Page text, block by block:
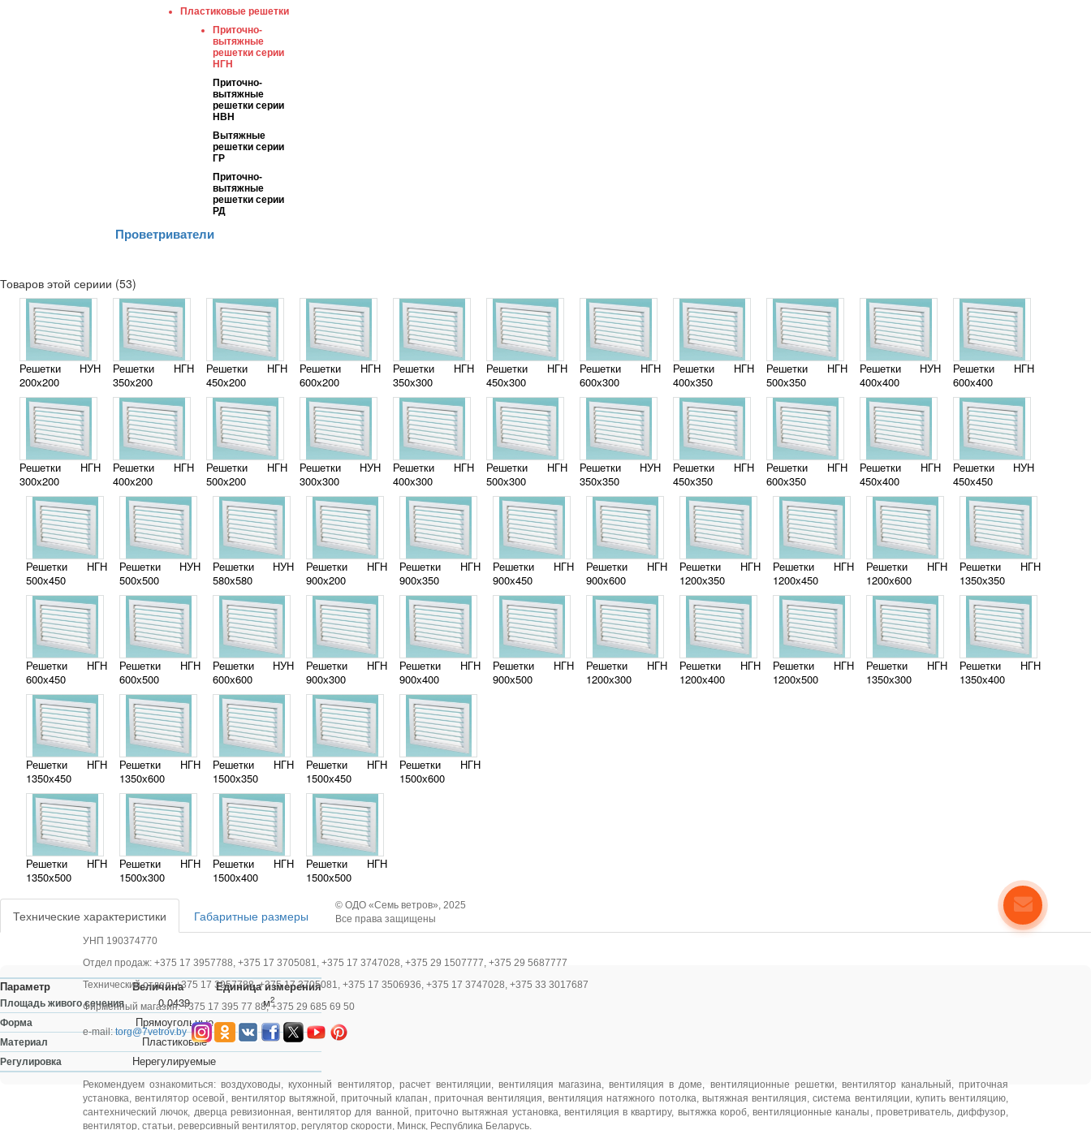
Пластиковые решетки
Приточно-
вытяжные
решетки серии
НГН
Приточно-
вытяжные
решетки серии
НВН
Вытяжные
решетки серии
ГР
Приточно-
вытяжные
решетки серии
РД
Проветриватели
Товаров этой сериии (53)
Решетки НУН
200х200
Решетки НГН
300х200
Решетки НГН
350х200
Решетки НГН
400х200
Решетки НГН
450х200
Решетки НГН
500х200
Решетки НГН
600х200
Решетки НУН
300х300
Решетки НГН
350х300
Решетки НГН
400х300
Решетки НГН
450х300
Решетки НГН
500х300
Решетки НГН
600х300
Решетки НУН
350х350
Решетки НГН
400х350
Решетки НГН
450х350
Решетки НГН
500х350
Решетки НГН
600х350
Решетки НУН
400х400
Решетки НГН
450х400
Решетки НГН
600х400
Решетки НУН
450х450
Решетки НГН
500х450
Решетки НГН
600х450
Решетки НУН
500х500
Решетки НГН
600х500
Решетки НУН
580х580
Решетки НУН
600х600
Решетки НГН
900х200
Решетки НГН
900х300
Решетки НГН
900х350
Решетки НГН
900х400
Решетки НГН
900х450
Решетки НГН
900х500
Решетки НГН
900х600
Решетки НГН
1200х300
Решетки НГН
1200х350
Решетки НГН
1200х400
Решетки НГН
1200х450
Решетки НГН
1200х500
Решетки НГН
1200х600
Решетки НГН
1350х300
Решетки НГН
1350х350
Решетки НГН
1350х400
Решетки НГН
1350х450
Решетки НГН
1350х500
Решетки НГН
1350х600
Решетки НГН
1500х300
Решетки НГН
1500х350
Решетки НГН
1500х400
Решетки НГН
1500х450
Решетки НГН
1500х500
Решетки НГН
1500х600
Технические характеристики Габаритные размеры
Параметр Величина Единица измерения
Площадь живого сечения 0.0439 м2
Форма Прямоугольные
Материал Пластиковые
Регулировка Нерегулируемые
© ОДО «Семь ветров», 2025
Все права защищены
УНП 190374770
Отдел продаж: +375 17 3957788, +375 17 3705081, +375 17 3747028, +375 29 1507777, +375 29 5687777
Технический отдел: +375 17 3957788, +375 17 3705081, +375 17 3506936, +375 17 3747028, +375 33 3017687
Фирменный магазин: +375 17 395 77 88, +375 29 685 69 50
e-mail:torg@7vetrov.by
Рекомендуем ознакомиться:воздуховоды,кухонный вентилятор, расчет вентиляции, вентиляция магазина,вентиляция в доме, вентиляционные решетки, вентилятор канальный, приточная
установка,вентилятор осевой , вентилятор вытяжной,приточный клапан , приточная вентиляция,вентиляция натяжного потолка, вытяжная вентиляция,система вентиляции, купить вентиляцию,
сантехнический лючок, дверца ревизионная,вентилятор для ванной, приточно вытяжная установка, вентиляция в квартиру, вытяжка короб,вентиляционные каналы , проветриватель,диффузор,
вентилятор, статьи, реверсивный вентилятор, регулятор скорости, Минск, Республика Беларусь.